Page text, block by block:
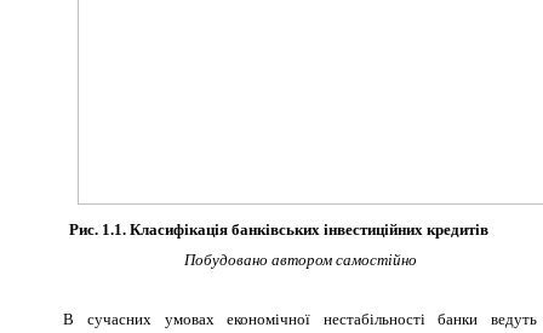
Рис. 1.1. Класифікація банківських інвестиційних кредитів
Побудовано автором самостійно
В сучасних умовах економічної нестабільності банки ведуть